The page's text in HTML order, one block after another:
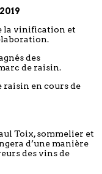
la vinification et
des
de raisin.
raisin en cours de
Toix, sommelier et
d’une manière
des vins de